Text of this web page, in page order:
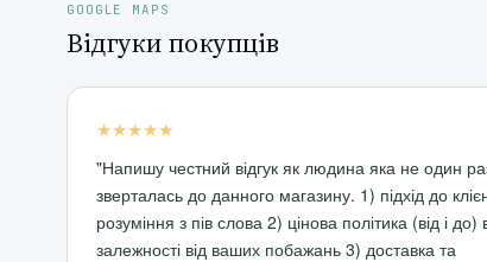
GOOGLE MAPS
Відгуки покупців
★★★★★
"Напишу честний відгук як людина яка не один
зверталась до данного магазину. 1) підхід до
розуміння з пів слова 2) цінова політика (від і до)
залежності від ваших побажань 3) доставка та